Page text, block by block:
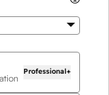
Professional+